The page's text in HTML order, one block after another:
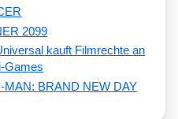
2099
kauft Filmrechte an
Games
MAN: BRAND NEW DAY